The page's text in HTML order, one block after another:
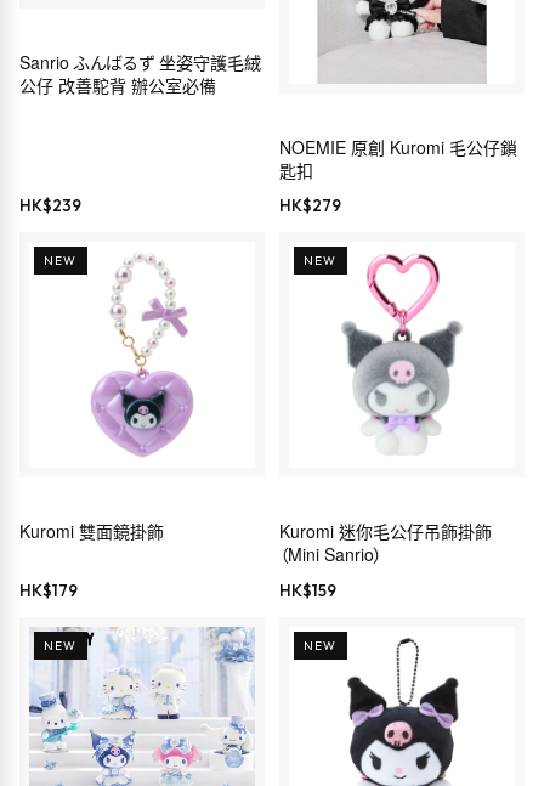
Sanrio ふんばるず 坐姿守護毛絨
公仔 改善駝背 辦公室必備
HK$239
NOEMIE 原創 Kuromi 毛公仔鎖
匙扣
HK$279
NEW
Kuromi 雙面鏡掛飾
HK$179
NEW
Kuromi 迷你毛公仔吊飾掛飾
（Mini Sanrio）
HK$159
NEW NEW